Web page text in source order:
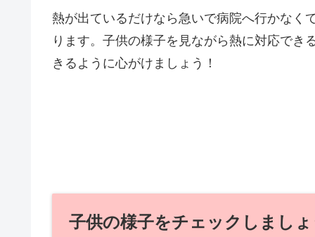
熱が出ているだけなら急いで病院へ行かなく
ります。子供の様子を見ながら熱に対応で
きるように心がけましょう！
子供の様子をチェックしまし